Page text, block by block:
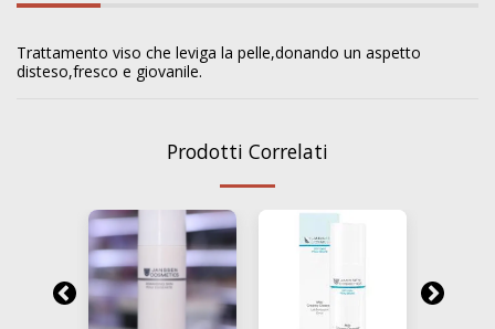
Trattamento viso che leviga la pelle,donando un aspetto
disteso,fresco e giovanile.
Prodotti Correlati